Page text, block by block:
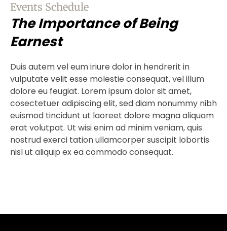
Events Schedule
The Importance of Being
Earnest
Duis autem vel eum iriure dolor in hendrerit in
vulputate velit esse molestie consequat, vel illum
dolore eu feugiat. Lorem ipsum dolor sit amet,
cosectetuer adipiscing elit, sed diam nonummy nibh
euismod tincidunt ut laoreet dolore magna aliquam
erat volutpat. Ut wisi enim ad minim veniam, quis
nostrud exerci tation ullamcorper suscipit lobortis
nisl ut aliquip ex ea commodo consequat.